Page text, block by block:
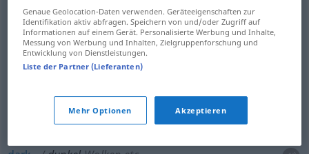
dark dunkelHaar etc
Genaue Geolocation-Daten verwenden. Geräteeigenschaften zur
Identifikation aktiv abfragen. Speichern von und/oder Zugriff auf
Informationen auf einem Gerät. Personalisierte Werbung und Inhalte,
Messung von Werbung und Inhalten, Zielgruppenforschung und
Entwicklung von Dienstleistungen.
Liste der Partner (Lieferanten)
Mehr Optionen Akzeptieren